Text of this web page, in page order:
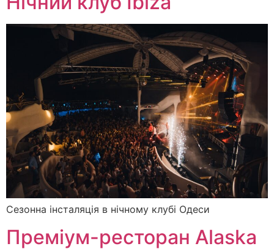
Сезонна інсталяція в нічному клубі Одеси
Преміум-ресторан Alaska